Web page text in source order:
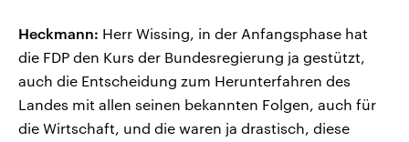
Heckmann: Herr Wissing, in der Anfangsphase hat
die FDP den Kurs der Bundesregierung ja gestützt,
auch die Entscheidung zum Herunterfahren des
Landes mit allen seinen bekannten Folgen, auch für
die Wirtschaft, und die waren ja drastisch, diese